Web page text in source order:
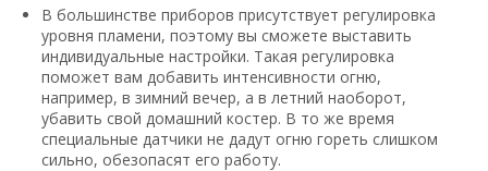
В большинстве приборов присутствует регулировка
уровня пламени, поэтому вы сможете выставить
индивидуальные настройки. Такая регулировка
поможет вам добавить интенсивности огню,
например, в зимний вечер, а в летний наоборот,
убавить свой домашний костер. В то же время
специальные датчики не дадут огню гореть слишком
сильно, обезопасят его работу.